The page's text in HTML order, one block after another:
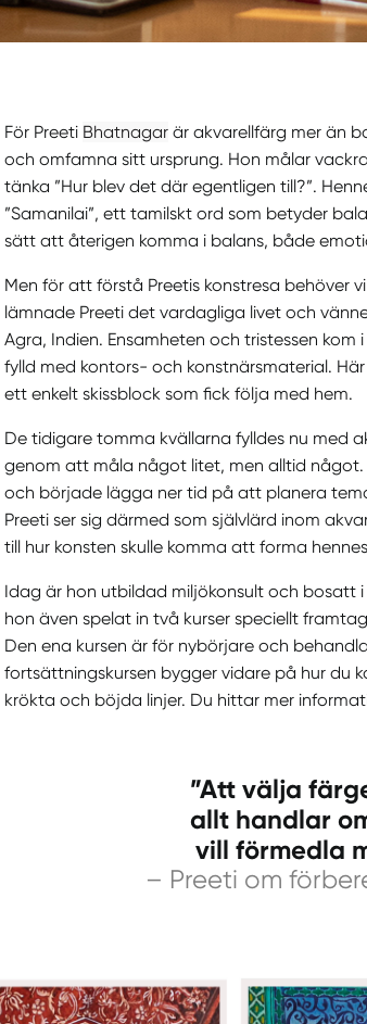
För Preeti Bhatnagar är akvarellfärg mer än
och omfamna sitt ursprung. Hon målar
tänka ”Hur blev det där egentligen till?”.
”Samanilai”, ett tamilskt ord som betyder
sätt att återigen komma i balans, både
Men för att förstå Preetis konstresa behöver
lämnade Preeti det vardagliga livet och
Agra, Indien. Ensamheten och tristessen
fylld med kontors- och konstnärsmaterial.
ett enkelt skissblock som fick följa med hem.
De tidigare tomma kvällarna fylldes nu med
genom att måla något litet, men alltid något.
och började lägga ner tid på att planera
Preeti ser sig därmed som självlärd inom
till hur konsten skulle komma att forma
Idag är hon utbildad miljökonsult och bosatt
hon även spelat in två kurser speciellt
Den ena kursen är för nybörjare och
fortsättningskursen bygger vidare på hur du
krökta och böjda linjer. Du hittar mer
”Att välja
allt handlar
vill förmedla
– Preeti om